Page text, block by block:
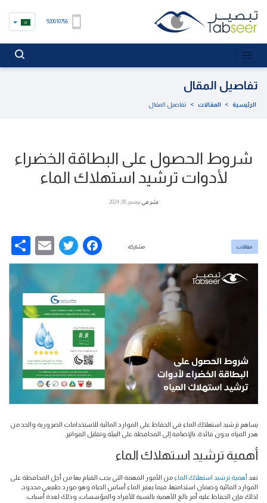
920010756
تفاصيل المقال
الرئيسية > المقالات > تفاصيل المقال
شروط الحصول على البطاقة الخضراء
لأدوات ترشيد استهلاك الماء
نشر فينوفمبر 05, 2024
مقالات مشاركة : Facebook
Twitter
يساهم ترشيد استهلاك الماء في الحفاظ على الموارد المائية للاستخدامات الضرورية والحد من
هدر المياه بدون فائدة، بالإضافة إلى المحافظة على البيئة وتقليل الفواتير.
أهمية ترشيد استهلاك الماء
تعدأهمية ترشيد استهلاك الماءمن الأمور المهمة التي يجب القيام بها من أجل المحافظة على
الموارد المائية وضمان استدامتها، فيما يعتبر الماء أساس الحياة وهو مورد طبيعي محدود،
لذلك فإن الحفاظ عليه أمر بالغ الأهمية بالنسبة للأفراد والمؤسسات، وذلك لعدة أسباب: